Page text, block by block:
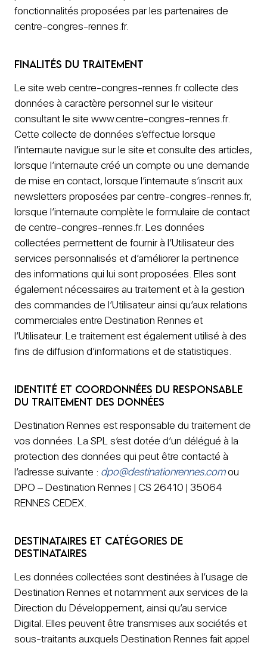
fonctionnalités proposées par les partenaires de
centre-congres-rennes.fr.
Finalités du traitement
Le site web centre-congres-rennes.fr collecte des
données à caractère personnel sur le visiteur
consultant le site www.centre-congres-rennes.fr.
Cette collecte de données s’effectue lorsque
l’internaute navigue sur le site et consulte des articles,
lorsque l’internaute créé un compte ou une demande
de mise en contact, lorsque l’internaute s’inscrit aux
newsletters proposées par centre-congres-rennes.fr,
lorsque l’internaute complète le formulaire de contact
de centre-congres-rennes.fr. Les données
collectées permettent de fournir à l’Utilisateur des
services personnalisés et d’améliorer la pertinence
des informations qui lui sont proposées. Elles sont
également nécessaires au traitement et à la gestion
des commandes de l’Utilisateur ainsi qu’aux relations
commerciales entre Destination Rennes et
l’Utilisateur. Le traitement est également utilisé à des
fins de diffusion d’informations et de statistiques.
Identité et coordonnées du responsable
du traitement des données
Destination Rennes est responsable du traitement de
vos données. La SPL s’est dotée d’un délégué à la
protection des données qui peut être contacté à
l’adresse suivante : dpo@destinationrennes.comou
DPO – Destination Rennes | CS 26410 | 35064
RENNES CEDEX.
Destinataires et catégories de
destinataires
Les données collectées sont destinées à l’usage de
Destination Rennes et notamment aux services de la
Direction du Développement, ainsi qu’au service
Digital. Elles peuvent être transmises aux sociétés et
sous-traitants auxquels Destination Rennes fait appel